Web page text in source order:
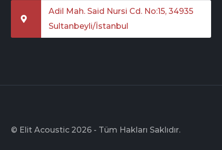
Adil Mah. Said Nursi Cd. No:15, 34935
Sultanbeyli/İstanbul
© Elit Acoustic 2026 - Tüm Hakları Saklıdır.